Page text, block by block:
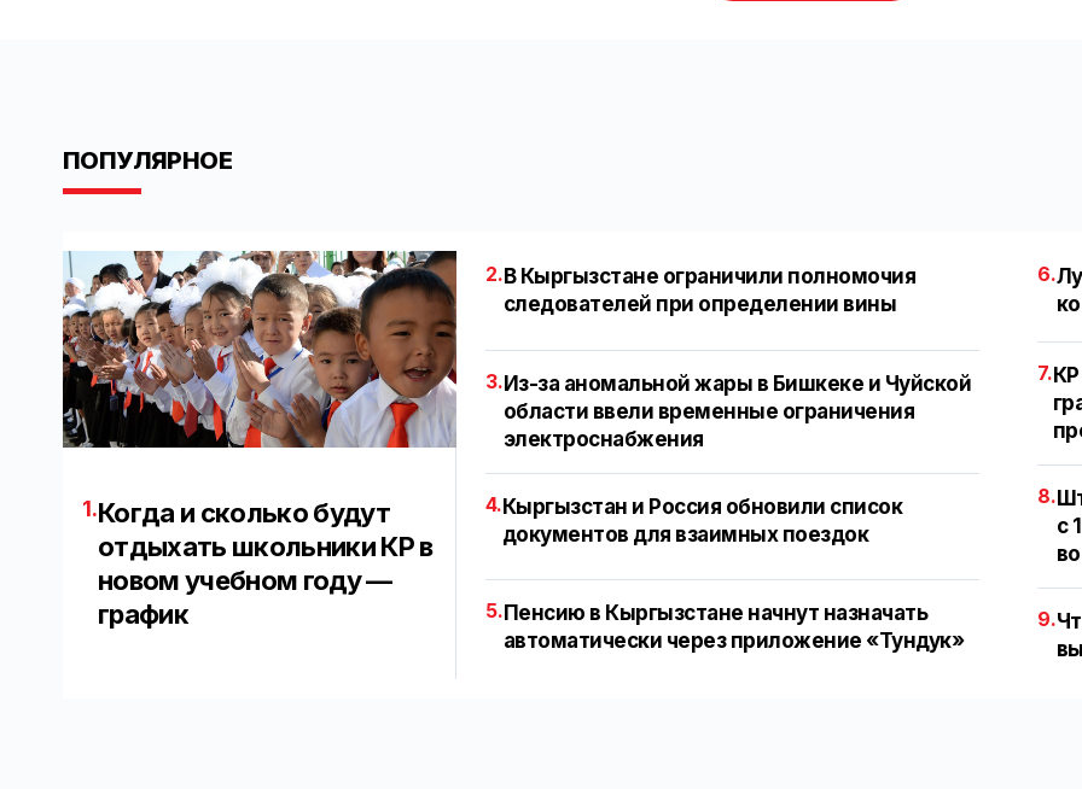
ПОПУЛЯРНОЕ
1.Когда и сколько будут
отдыхать школьники КР в
новом учебном году —
график
2. В Кыргызстане ограничили полномочия
следователей при определении вины
3.Из-за аномальной жары в Бишкеке и Чуйской
области ввели временные ограничения
электроснабжения
4.Кыргызстан и Россия обновили список
документов для взаимных поездок
5. Пенсию в Кыргызстане начнут назначать
автоматически через приложение «Тундук»
6.
7.
8.
с
9.